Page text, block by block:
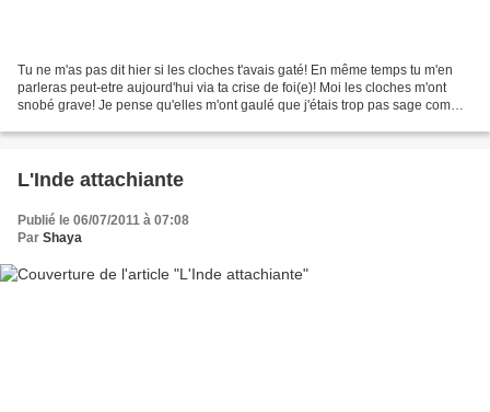
Tu ne m'as pas dit hier si les cloches t'avais gaté! En même temps tu m'en
parleras peut-etre aujourd'hui via ta crise de foi(e)! Moi les cloches m'ont
snobé grave! Je pense qu'elles m'ont gaulé que j'étais trop pas sage comme
L'Inde attachiante
Publié le 06/07/2011 à 07:08
Par Shaya